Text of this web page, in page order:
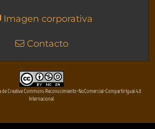
Imagen corporativa
Contacto
de Creative Commons Reconocimiento-NoComercial-CompartirIgual 4.0
Internacional